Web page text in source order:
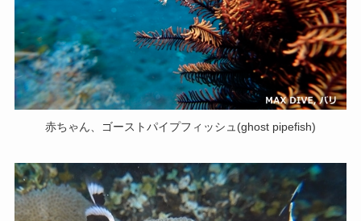
赤ちゃん、ゴーストパイプフィッシュ(ghost pipefish)